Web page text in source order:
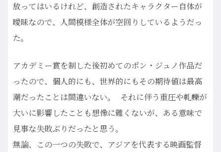
放ってはいるけれど、創造されたキャラクター自体が
曖昧なので、人間模様全体が空回りしているようだっ
た。
アカデミー賞を制した後初めてのポン・ジュノ作品だ
ったので、個人的にも、世界的にもその期待値は最高
潮だったことは間違いない。 それに伴う重圧や軋轢が
大いに影響したことも想像に難くないが、ある意味で
見事な失敗ぶりだったと思う。
無論、この一つの失敗で、アジアを代表する映画監督